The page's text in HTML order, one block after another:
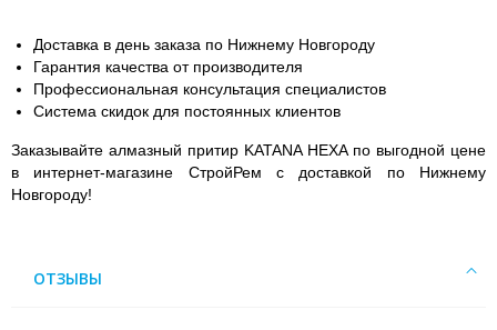
Доставка в день заказа по Нижнему Новгороду
Гарантия качества от производителя
Профессиональная консультация специалистов
Система скидок для постоянных клиентов
Заказывайте алмазный притир KATANA HEXA по выгодной цене
в интернет-магазине СтройРем с доставкой по Нижнему
Новгороду!
ОТЗЫВЫ